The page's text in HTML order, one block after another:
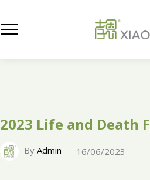
2023 Life and Death
By Admin 16/06/2023